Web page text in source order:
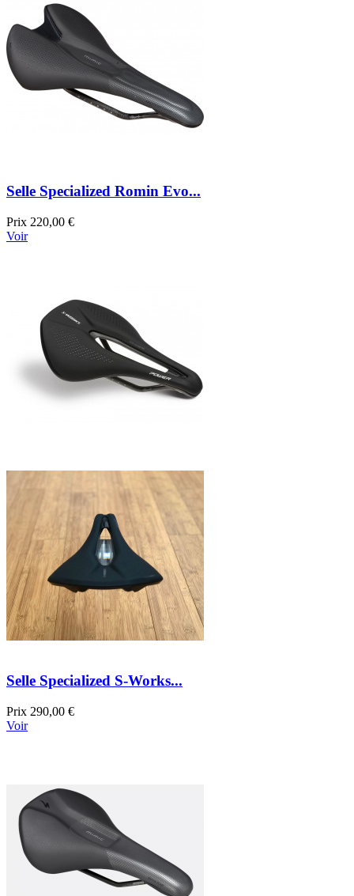
Selle Specialized Romin Evo...
Prix 220,00 €
Voir
Selle Specialized S-Works...
Prix 290,00 €
Voir